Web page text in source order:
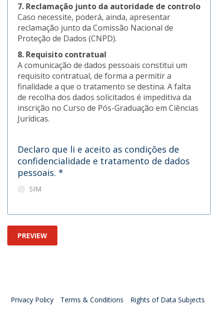
7. Reclamação junto da autoridade de controlo
Caso necessite, poderá, ainda, apresentar
reclamação junto da Comissão Nacional de
Proteção de Dados (CNPD).
8. Requisito contratual
A comunicação de dados pessoais constitui um
requisito contratual, de forma a permitir a
finalidade a que o tratamento se destina. A falta
de recolha dos dados solicitados é impeditiva da
inscrição no Curso de Pós-Graduação em Ciências
Jurídicas.
Declaro que li e aceito as condições de
confidencialidade e tratamento de dados
pessoais. *
SIM
PREVIEW
Privacy Policy Terms & Conditions Rights of Data Subjects